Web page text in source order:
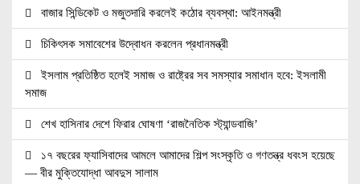
বাজার সিন্ডিকেট ও মজুতদারি করলেই কঠোর ব্যবস্থা: আইনমন্ত্রী
চিকিৎসক সমাবেশের উদ্বোধন করলেন প্রধানমন্ত্রী
ইসলাম প্রতিষ্ঠিত হলেই সমাজ ও রাষ্ট্রের সব সমস্যার সমাধান হবে: ইসলামী
সমাজ
শেখ হাসিনার দেশে ফিরার ঘোষণা ‘রাজনৈতিক স্ট্যান্ডবাজি’
১৭ বছরের ফ্যাসিবাদের আমলে আমাদের শিল্প সংস্কৃতি ও গণতন্ত্র ধবংস হয়েছে
— বীর মুক্তিযোদ্ধা আবদুস সালাম